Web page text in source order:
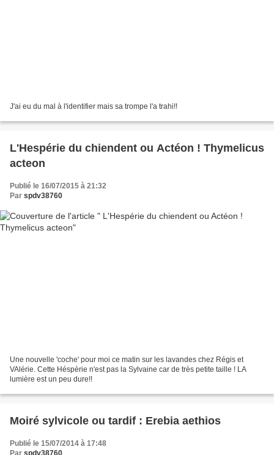
J'ai eu du mal à l'identifier mais sa trompe l'a trahi!!
L'Hespérie du chiendent ou Actéon ! Thymelicus
acteon
Publié le 16/07/2015 à 21:32
Par spdv38760
Une nouvelle 'coche' pour moi ce matin sur les lavandes chez Régis et
VAlérie. Cette Héspèrie n'est pas la Sylvaine car de très petite taille ! LA
lumière est un peu dure!!
Moiré sylvicole ou tardif : Erebia aethios
Publié le 15/07/2014 à 17:48
Par spdv38760